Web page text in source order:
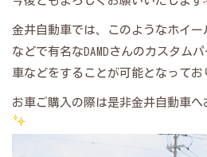
金井自動車では、このようなホイ
などで有名なDAMDさんのカスタム
車などをすることが可能となってお
お車ご購入の際は是非金井自動車